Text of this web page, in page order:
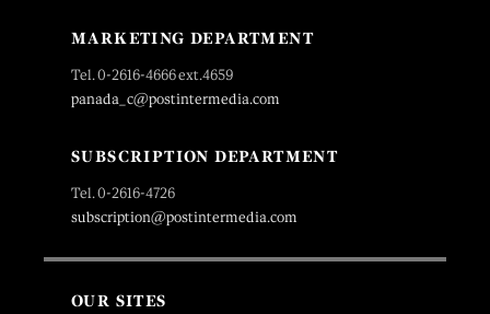
MARKETING DEPARTMENT
Tel. 0-2616-4666 ext.4659
panada_c@postintermedia.com
SUBSCRIPTION DEPARTMENT
Tel. 0-2616-4726
subscription@postintermedia.com
OUR SITES